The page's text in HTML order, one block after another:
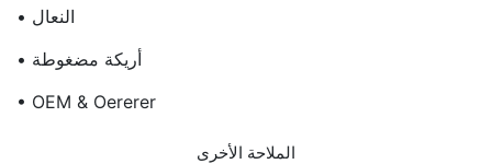
• النعال
• أريكة مضغوطة
• OEM & Oererer
الملاحة الأخرى